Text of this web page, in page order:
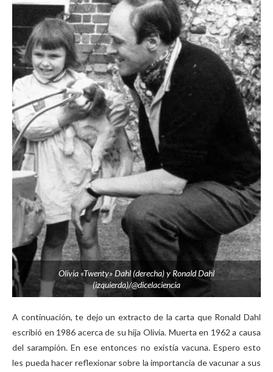
Olivia «Twenty» Dahl (derecha) y Ronald Dahl
(izquierda)/@dicelaciencia
A continuación, te dejo un extracto de la carta que Ronald Dahl
escribió en 1986 acerca de su hija Olivia. Muerta en 1962 a causa
del sarampión. En ese entonces no existía vacuna. Espero esto
les pueda hacer reflexionar sobre la importancia de vacunar a sus